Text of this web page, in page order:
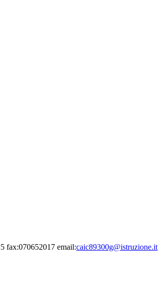
fax:070652017 email:caic89300g@istruzione.it